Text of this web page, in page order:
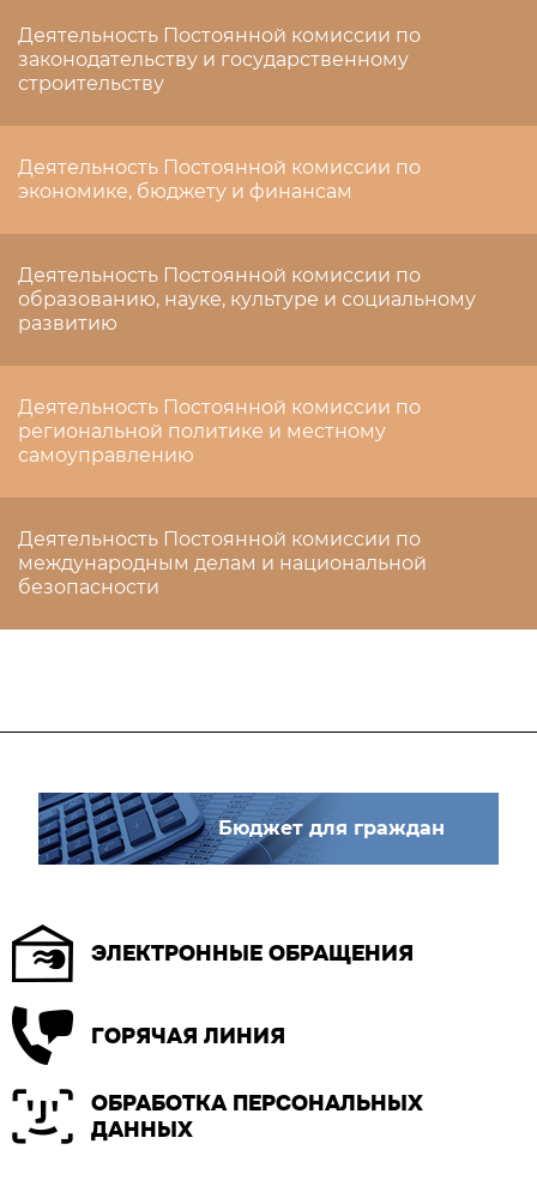
Деятельность Постоянной комиссии по
законодательству и государственному
строительству
Деятельность Постоянной комиссии по
экономике, бюджету и финансам
Деятельность Постоянной комиссии по
образованию, науке, культуре и социальному
развитию
Деятельность Постоянной комиссии по
региональной политике и местному
самоуправлению
Деятельность Постоянной комиссии по
международным делам и национальной
безопасности
Бюджет для граждан
ЭЛЕКТРОННЫЕ ОБРАЩЕНИЯ
ГОРЯЧАЯ ЛИНИЯ
ОБРАБОТКА ПЕРСОНАЛЬНЫХ
ДАННЫХ